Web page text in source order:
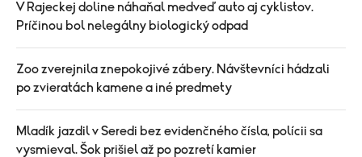
V Rajeckej doline náhaňal medveď auto aj cyklistov.
Príčinou bol nelegálny biologický odpad
Zoo zverejnila znepokojivé zábery. Návštevníci hádzali
po zvieratách kamene a iné predmety
Mladík jazdil v Seredi bez evidenčného čísla, polícii sa
vysmieval. Šok prišiel až po pozretí kamier